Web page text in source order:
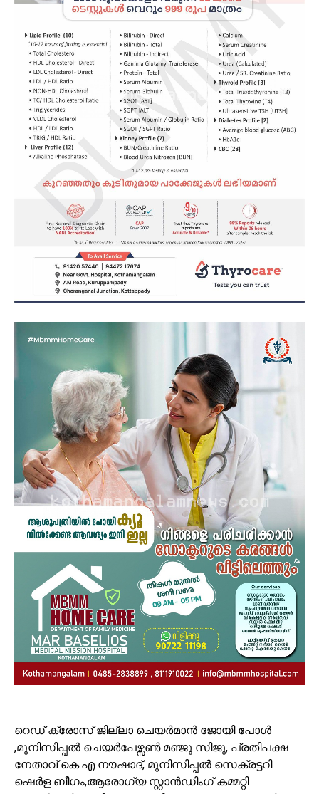
റെഡ് ക്രോസ് ജില്ലാ ചെയർമാൻ ജോയി പോൾ
,മുനിസിപ്പൽ ചെയർപേഴ്സൺ മഞ്ജു സിജു, പ്രതിപക്ഷ
നേതാവ് കെ.എ നൗഷാദ്, മുനിസിപ്പൽ സെക്രട്ടറി
ഷെർള ബീഗം,ആരോഗ്യ സ്റ്റാൻഡിംഗ് കമ്മറ്റി